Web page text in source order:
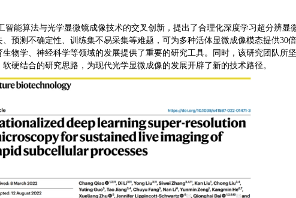
智能算法与光学显微镜成像技术的交叉创新，提出了合理化深度学习超分辨显
预测不确定性、训练集不易采集等难题，可为多种活体显微成像模态提供30
物学、神经科学等领域的发展提供了重要的研究工具。同时，该研究团队所
硬结合的研究思路，为现代光学显微成像的发展开辟了新的技术路径。